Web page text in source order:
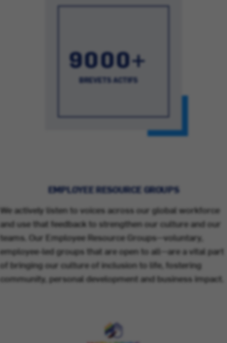
9000+
BREVETS ACTIFS
EMPLOYEE RESOURCE GROUPS
We actively listen to voices across our global workforce
and use that feedback to strengthen our culture and our
teams. Our Employee Resource Groups—voluntary,
employee-led groups that are open to all—are a vital part
of bringing our culture of inclusion to life, fostering
community, personal development and business impact.